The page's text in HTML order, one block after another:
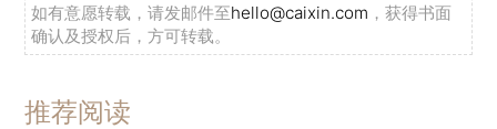
如有意愿转载，请发邮件至hello@caixin.com ，获得书面
确认及授权后，方可转载。
推荐阅读